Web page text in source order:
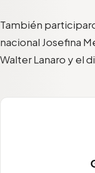
También
nacional Josefina
Walter Lanaro y el